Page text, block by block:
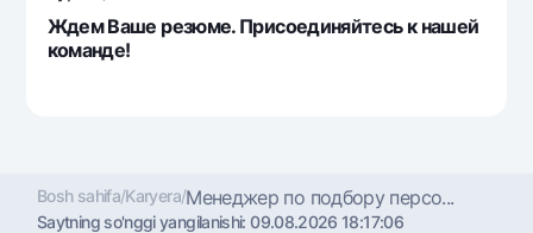
Ждем Ваше резюме. Присоединяйтесь к нашей
команде!
Bosh sahifa/Karyera/Менеджер по подбору персо...
Saytning so'nggi yangilanishi:09.08.2026 18:17:06